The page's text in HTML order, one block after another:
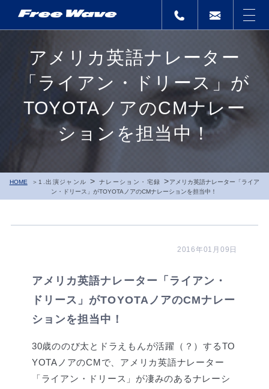
アメリカ英語ナレーター
「ライアン・ドリース」が
TOYOTAノアのCMナレー
ションを担当中！
HOME 1.出演ジャンル > ナレーション・宅録 >アメリカ英語ナレーター「ライア
ン・ドリース」がTOYOTAノアのCMナレーションを担当中！
2016年01月09日
アメリカ英語ナレーター「ライアン・
ドリース」がTOYOTAノアのCMナレー
ションを担当中！
30歳ののび太とドラえもんが活躍（？）するTO
YOTAノアのCMで、アメリカ英語ナレーター
「ライアン・ドリース」が凄みのあるナレーシ